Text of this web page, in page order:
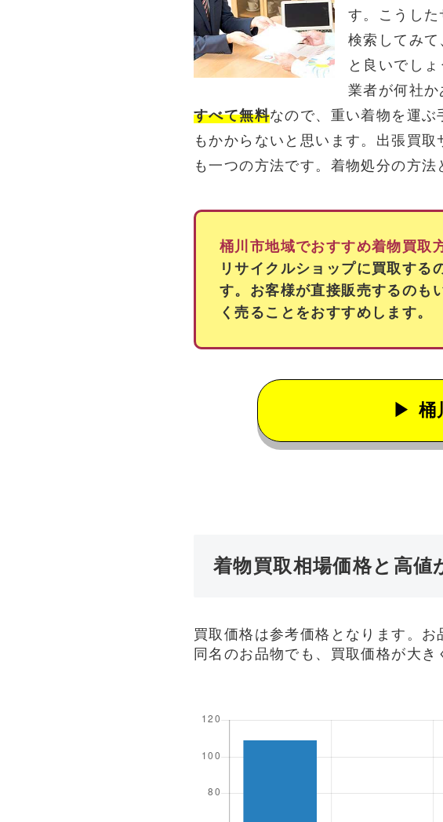
す。こうし
検索してみ
と良いでし
業者が何社
すべて無料なので、重い着物を運
もかからないと思います。出張買
も一つの方法です。着物処分の方
桶川市地域でおすすめ着物買取
リサイクルショップに買取する
す。お客様が直接販売するのも
く売ることをおすすめします。
桶
着物買取相場価格と高値
買取価格は参考価格となります。
同名のお品物でも、買取価格が大